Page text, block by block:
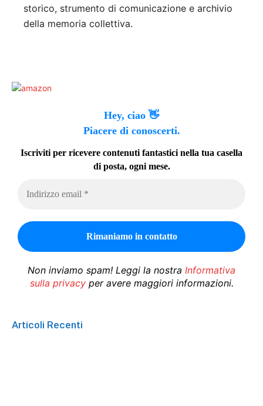
storico, strumento di comunicazione e archivio
della memoria collettiva.
Hey, ciao 👋
Piacere di conoscerti.
Iscriviti per ricevere contenuti fantastici nella tua casella
di posta, ogni mese.
Non inviamo spam! Leggi la nostra Informativa
sulla privacyper avere maggiori informazioni.
Articoli Recenti